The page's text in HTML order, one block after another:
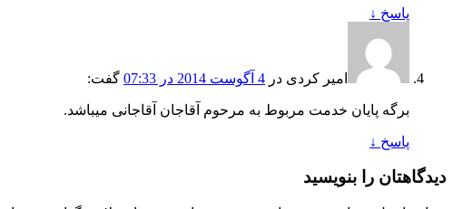
پاسخ ↓
امیر کردی در 4 آگوست 2014 در 07:33 گفت:
برگه پایان خدمت مربوط به مرحوم آقاجان آقاجانی میباشد.
پاسخ ↓
دیدگاهتان را بنویسید